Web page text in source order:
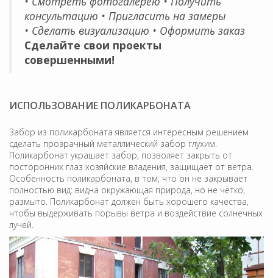
консультацию • Пригласить на замеры
• Сделать визуализацию • Оформить заказ
Сделайте свои проекты
совершенными!
ИСПОЛЬЗОВАНИЕ ПОЛИКАРБОНАТА
Забор из поликарбоната является интересным решением
сделать прозрачный металлический забор глухим.
Поликарбонат украшает забор, позволяет закрыть от
посторонних глаз хозяйские владения, защищает от ветра.
Особенность поликарбоната, в том, что он не закрывает
полностью вид: видна окружающая природа, но не чётко,
размыто. Поликарбонат должен быть хорошего качества,
чтобы выдерживать порывы ветра и воздействие солнечных
лучей.